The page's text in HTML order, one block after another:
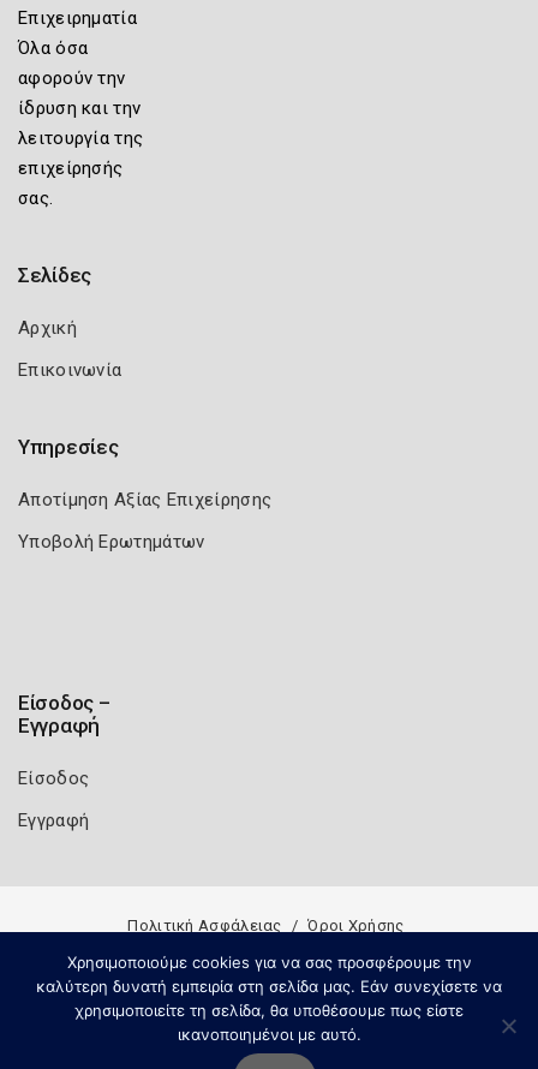
Επιχειρηματία
Όλα όσα
αφορούν την
ίδρυση και την
λειτουργία της
επιχείρησής
σας.
Σελίδες
Αρχική
Επικοινωνία
Υπηρεσίες
Αποτίμηση Αξίας Επιχείρησης
Υποβολή Ερωτημάτων
Είσοδος –
Εγγραφή
Είσοδος
Εγγραφή
Πολιτική Ασφάλειας Όροι Χρήσης
Χρησιμοποιούμε cookies για να σας προσφέρουμε την
καλύτερη δυνατή εμπειρία στη σελίδα μας. Εάν συνεχίσετε να
χρησιμοποιείτε τη σελίδα, θα υποθέσουμε πως είστε
ικανοποιημένοι με αυτό.
Copyright 2026 Knowledge A.E.